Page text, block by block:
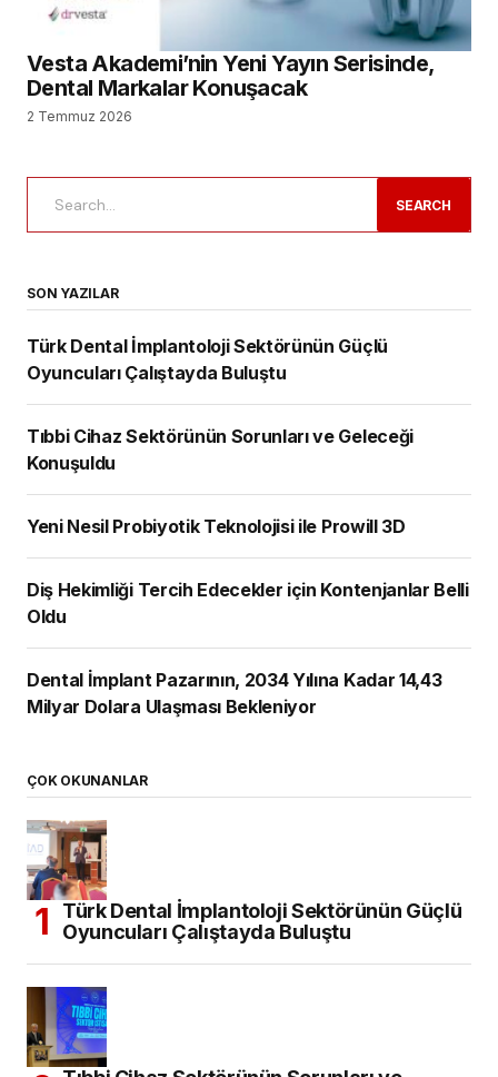
Vesta Akademi’nin Yeni Yayın Serisinde,
Dental Markalar Konuşacak
2 Temmuz 2026
SEARCH
SON YAZILAR
Türk Dental İmplantoloji Sektörünün Güçlü
Oyuncuları Çalıştayda Buluştu
Tıbbi Cihaz Sektörünün Sorunları ve Geleceği
Konuşuldu
Yeni Nesil Probiyotik Teknolojisi ile Prowill 3D
Diş Hekimliği Tercih Edecekler için Kontenjanlar Belli
Oldu
Dental İmplant Pazarının, 2034 Yılına Kadar 14,43
Milyar Dolara Ulaşması Bekleniyor
ÇOK OKUNANLAR
Türk Dental İmplantoloji Sektörünün Güçlü
Oyuncuları Çalıştayda Buluştu